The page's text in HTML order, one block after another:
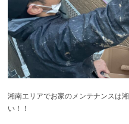
湘南エリアでお家のメンテナンスは
い！！